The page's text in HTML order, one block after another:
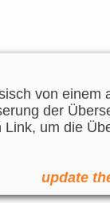
von einem
der
um die
update